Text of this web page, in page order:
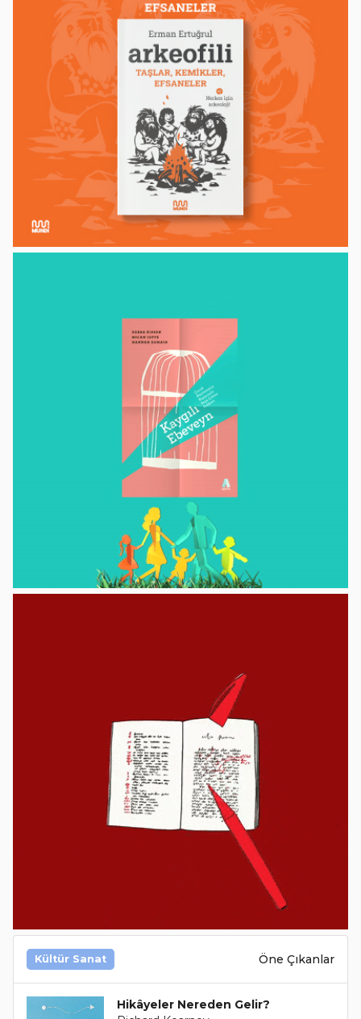
Kültür Sanat Öne Çıkanlar
Hikâyeler Nereden Gelir?